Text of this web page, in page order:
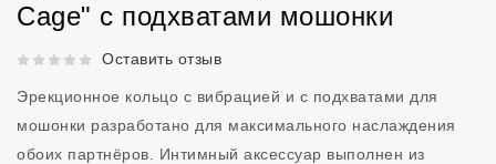
Cage" с подхватами мошонки
Рейтинг 5 из 5.Оставить отзыв
Эрекционное кольцо с вибрацией и с подхватами для
мошонки разработано для максимального наслаждения
обоих партнёров. Интимный аксессуар выполнен из